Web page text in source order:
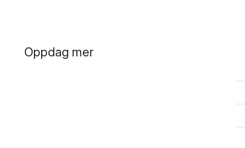
Oppdag mer